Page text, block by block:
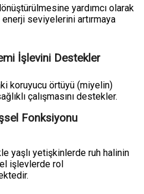
yardımcı olarak
seviyelerini artırmaya
İşlevini Destekler
koruyucu örtüyü (miyelin)
çalışmasını destekler.
Fonksiyonu
yaşlı yetişkinlerde ruh halinin
işlevlerde rol